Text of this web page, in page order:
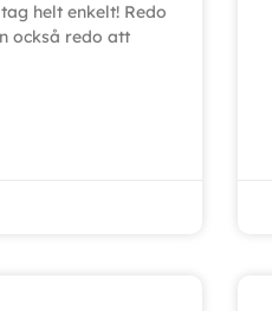
helt enkelt! Redo
också redo att